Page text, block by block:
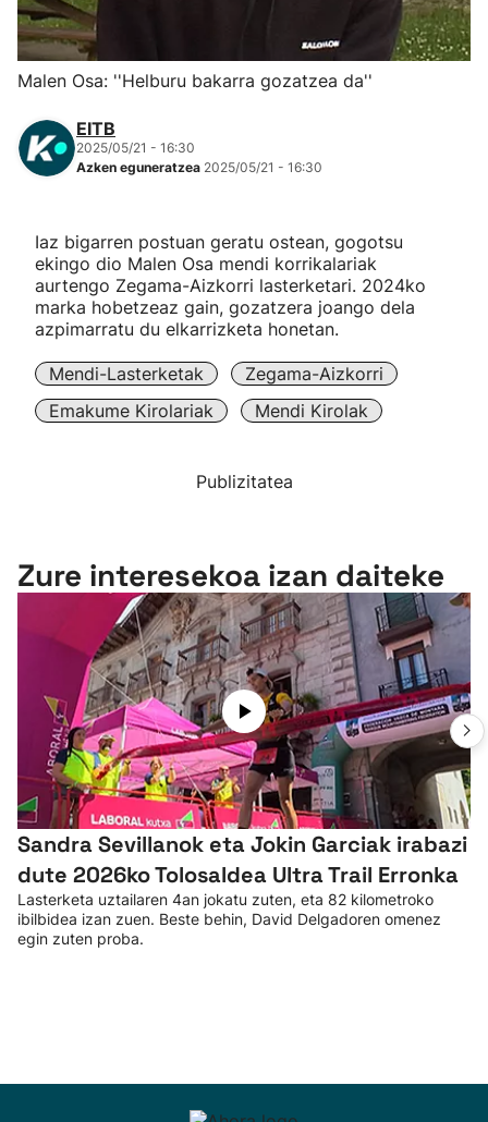
Herri-kirolak
Eskubaloia
Kirolak 360
Mendi-lasterketak
Kirol gehiago
"Helmuga"
Malen Osa: ''Helburu bakarra gozatzea da''
EITB
2025/05/21 - 16:30
Azken eguneratzea 2025/05/21 - 16:30
Iaz bigarren postuan geratu ostean, gogotsu
ekingo dio Malen Osa mendi korrikalariak
aurtengo Zegama-Aizkorri lasterketari. 2024ko
marka hobetzeaz gain, gozatzera joango dela
azpimarratu du elkarrizketa honetan.
Mendi-Lasterketak
Zegama-Aizkorri
Emakume Kirolariak
Mendi Kirolak
Publizitatea
Zure interesekoa izan daiteke
Sandra Sevillanok eta Jokin Garciak irabazi
dute 2026ko Tolosaldea Ultra Trail Erronka
Lasterketa uztailaren 4an jokatu zuten, eta 82 kilometroko
ibilbidea izan zuen. Beste behin, David Delgadoren omenez
egin zuten proba.